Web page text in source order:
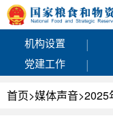
机构设置 |
党建工作
|
首页>媒体声音>2025